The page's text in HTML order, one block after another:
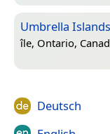
Umbrella Islands
île, Ontario,
Deutsch